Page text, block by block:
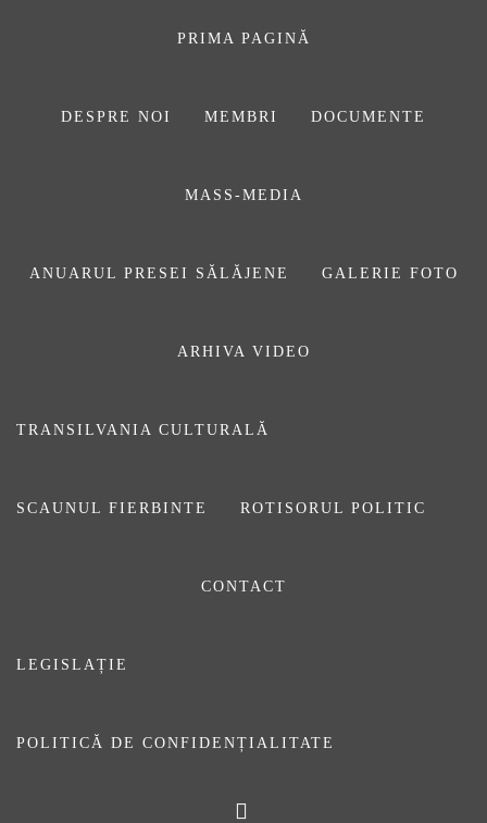
PRIMA PAGINĂ
DESPRE NOI MEMBRI DOCUMENTE
MASS-MEDIA
ANUARUL PRESEI SĂLĂJENE GALERIE FOTO
ARHIVA VIDEO
TRANSILVANIA CULTURALĂ
SCAUNUL FIERBINTE ROTISORUL POLITIC
CONTACT
LEGISLAȚIE
POLITICĂ DE CONFIDENȚIALITATE
ASOCIAŢIA
DIN SĂLAJ